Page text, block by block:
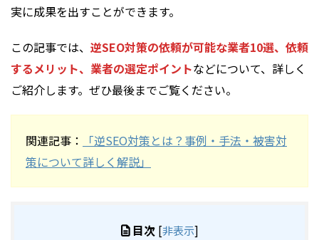
実に成果を出すことができます。
この記事では、 逆SEO対策の依頼が可能な業者10選、依頼
するメリット、業者の選定ポイントなどについて、詳しく
ご紹介します。ぜひ最後までご覧ください。
関連記事：
「逆SEO対策とは？事例・手法・被害対
策について詳しく解説」
目次 [非表示]